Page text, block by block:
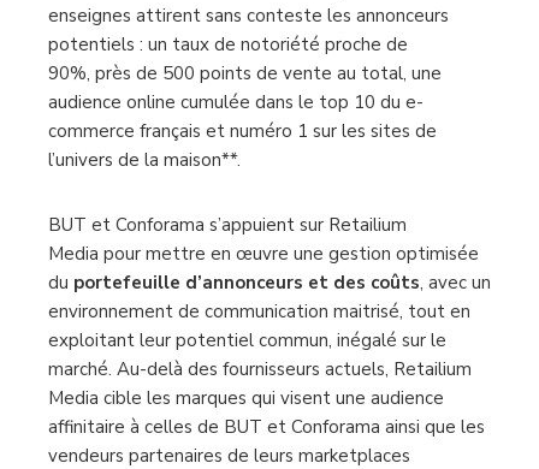
enseignes attirent sans conteste les annonceurs
potentiels : un taux de notoriété proche de
90%, près de 500 points de vente au total, une
audience online cumulée dans le top 10 du e-
commerce français et numéro 1 sur les sites de
l’univers de la maison**.
BUT et Conforama s’appuient sur Retailium
Media pour mettre en œuvre une gestion optimisée
du portefeuille d’annonceurs et des coûts, avec un
environnement de communication maitrisé, tout en
exploitant leur potentiel commun, inégalé sur le
marché. Au-delà des fournisseurs actuels, Retailium
Media cible les marques qui visent une audience
affinitaire à celles de BUT et Conforama ainsi que les
vendeurs partenaires de leurs marketplaces